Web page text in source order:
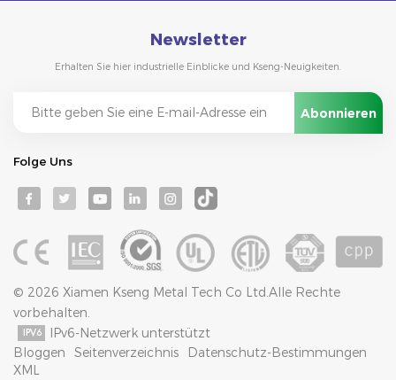
Newsletter
Erhalten Sie hier industrielle Einblicke und Kseng-Neuigkeiten.
Folge Uns
© 2026 Xiamen Kseng Metal Tech Co Ltd.Alle Rechte
vorbehalten.
IPv6-Netzwerk unterstützt
Bloggen
Seitenverzeichnis
Datenschutz-Bestimmungen
XML